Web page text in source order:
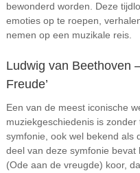
bewonderd worden. Deze
emoties op te roepen,
nemen op een muzikale reis.
Ludwig van Beethoven
Freude’
Een van de meest iconische
muziekgeschiedenis is
symfonie, ook wel bekend als
deel van deze symfonie bevat
(Ode aan de vreugde) koor,